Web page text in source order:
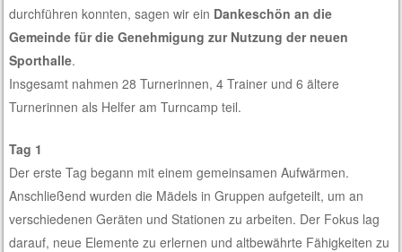
durchführen konnten, sagen wir ein Dankeschön an die
Gemeinde für die Genehmigung zur Nutzung der neuen
Sporthalle.
Insgesamt nahmen 28 Turnerinnen, 4 Trainer und 6 ältere
Turnerinnen als Helfer am Turncamp teil.
Tag 1
Der erste Tag begann mit einem gemeinsamen Aufwärmen.
Anschließend wurden die Mädels in Gruppen aufgeteilt, um an
verschiedenen Geräten und Stationen zu arbeiten. Der Fokus lag
darauf, neue Elemente zu erlernen und altbewährte Fähigkeiten zu